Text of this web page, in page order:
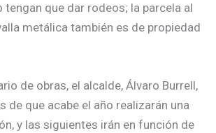
tengan que dar rodeos; la parcela al
metálica también es de propiedad
de obras, el alcalde, Álvaro Burrell,
de que acabe el año realizarán una
y las siguientes irán en función de